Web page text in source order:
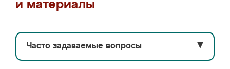
и материалы
Часто задаваемые вопросы ▼